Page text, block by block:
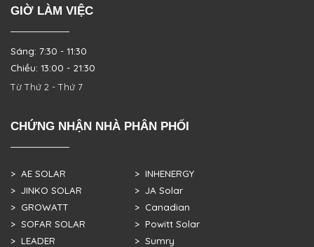
GIỜ LÀM VIỆC
Sáng: 7:30 - 11:30
Chiều: 13:00 - 21:30
Từ Thứ 2 - Thứ 7
CHỨNG NHẬN NHÀ PHÂN PHỐI
> AE SOLAR
> JINKO SOLAR
> GROWATT
> SOFAR SOLAR
> LEADER
> INHENERGY
> JA Solar
> Canadian
> Powitt Solar
> Sumry